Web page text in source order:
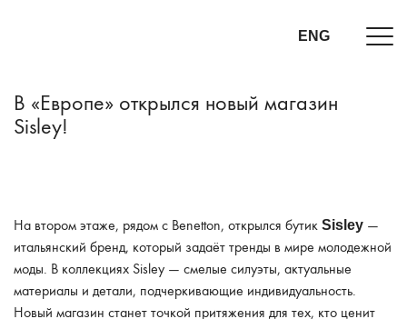
ENG
В «Европе» открылся новый магазин
Sisley!
На втором этаже, рядом с Benetton, открылся бутик Sisley —
итальянский бренд, который задаёт тренды в мире молодежной
моды. В коллекциях Sisley — смелые силуэты, актуальные
материалы и детали, подчеркивающие индивидуальность.
Новый магазин станет точкой притяжения для тех, кто ценит